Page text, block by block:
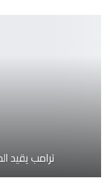
ترامب يقيد